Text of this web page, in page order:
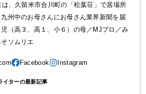
、久留米市合川町の「松葉荘」で居場所
州中のお母さんにお母さん業界新聞を届
（高３、高１、小６）の母／MJプロ／み
ソムリエ